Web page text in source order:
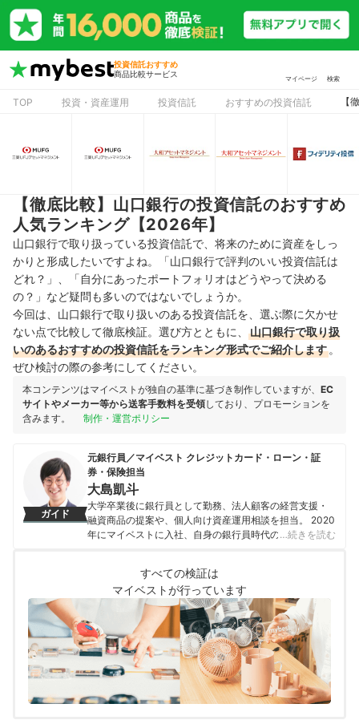
投資信託おすすめ
商品比較サービス
マイページ 検索
TOP 投資・資産運用 投資信託 おすすめの投資信託 【
【徹底比較】山口銀行の投資信託のおすすめ
人気ランキング【2026年】
山口銀行で取り扱っている投資信託で、将来のために資産をしっ
かりと形成したいですよね。「山口銀行で評判のいい投資信託は
どれ？」、「自分にあったポートフォリオはどうやって決める
の？」など疑問も多いのではないでしょうか。
今回は、山口銀行で取り扱いのある投資信託を、選ぶ際に欠かせ
ない点で比較して徹底検証。選び方とともに、
山口銀行で取り扱
いのあるおすすめの投資信託をランキング形式でご紹介します 。
ぜひ検討の際の参考にしてください。
本コンテンツはマイベストが独自の基準に基づき制作していますが、 EC
サイトやメーカー等から送客手数料を受領しており、プロモーションを
含みます。
制作・運営ポリシー
ガイド
元銀行員／マイベスト クレジットカード・ローン・証
券・保険担当
大島凱斗
大学卒業後に銀行員として勤務、法人顧客の経営支援・
融資商品の提案や、個人向け資産運用相談を担当。 2020
年にマイベストに入社、自身の銀行員時代の経験を活か
済を専門に解説コンテンツの制作を統括する。 また、
Yahoo!ファイナンスで借入や投資への疑問や基礎知識に
関する連載も担当している。
大島凱斗のプロフィール
…続きを読む
すべての検証は
マイベストが行っています